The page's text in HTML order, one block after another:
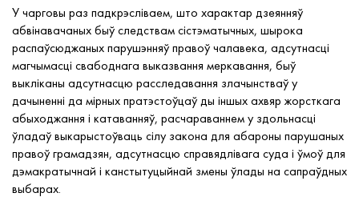
У чарговы раз падкрэсліваем, што характар дзеянняў
абвінавачаных быў следствам сістэматычных, шырока
распаўсюджаных парушэнняў правоў чалавека, адсутнасці
магчымасці свабоднага выказвання меркавання, быў
выкліканы адсутнасцю расследавання злачынстваў у
дачыненні да мірных пратэстоўцаў ды іншых ахвяр жорсткага
абыходжання і катаванняў, расчараваннем у здольнасці
ўладаў выкарыстоўваць сілу закона для абароны парушаных
правоў грамадзян, адсутнасцю справядлівага суда і ўмоў для
дэмакратычнай і канстытуцыйнай змены ўлады на сапраўдных
выбарах.